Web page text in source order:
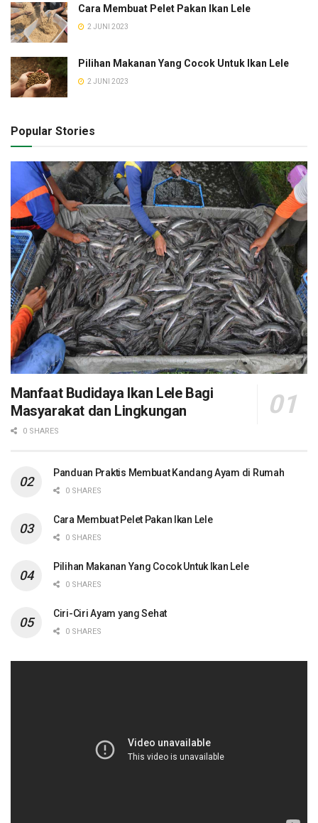
Cara Membuat Pelet Pakan Ikan Lele
2 JUNI 2023
Pilihan Makanan Yang Cocok Untuk Ikan Lele
2 JUNI 2023
Popular Stories
Manfaat Budidaya Ikan Lele Bagi
Masyarakat dan Lingkungan
0 SHARES
Panduan Praktis Membuat Kandang Ayam di Rumah
0 SHARES
Cara Membuat Pelet Pakan Ikan Lele
0 SHARES
Pilihan Makanan Yang Cocok Untuk Ikan Lele
0 SHARES
Ciri-Ciri Ayam yang Sehat
0 SHARES